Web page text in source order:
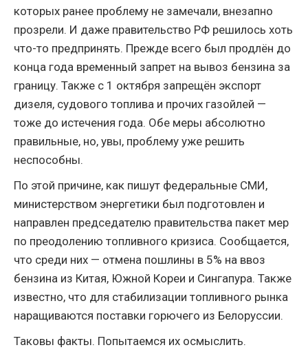
которых ранее проблему не замечали, внезапно
прозрели. И даже правительство РФ решилось хоть
что-то предпринять. Прежде всего был продлён до
конца года временный запрет на вывоз бензина за
границу. Также с 1 октября запрещён экспорт
дизеля, судового топлива и прочих газойлей —
тоже до истечения года. Обе меры абсолютно
правильные, но, увы, проблему уже решить
неспособны.
По этой причине, как пишут федеральные СМИ,
министерством энергетики был подготовлен и
направлен председателю правительства пакет мер
по преодолению топливного кризиса. Сообщается,
что среди них — отмена пошлины в 5% на ввоз
бензина из Китая, Южной Кореи и Сингапура. Также
известно, что для стабилизации топливного рынка
наращиваются поставки горючего из Белоруссии.
Таковы факты. Попытаемся их осмыслить.